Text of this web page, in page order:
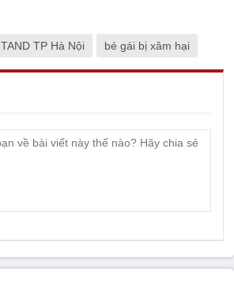
TAND TP Hà Nội bé gái bị xâm hại